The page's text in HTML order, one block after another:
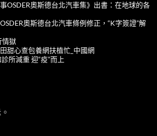
OSDER奧斯德台北汽車集》出書：在地球的各
奧斯德台北汽車條例修正，“K字簽證”解
情獄
甜心查包養網扶植忙_中國網
所減重 迎“疫”而上